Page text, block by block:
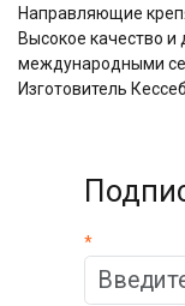
Направляющие
Высокое качество
международными
Изготовитель
*